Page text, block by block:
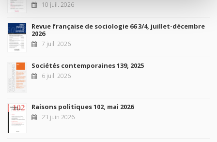
10 juil. 2026
Revue française de sociologie 66 3/4, juillet-décembre
2026
7 juil. 2026
Sociétés contemporaines 139, 2025
6 juil. 2026
Raisons politiques 102, mai 2026
23 juin 2026